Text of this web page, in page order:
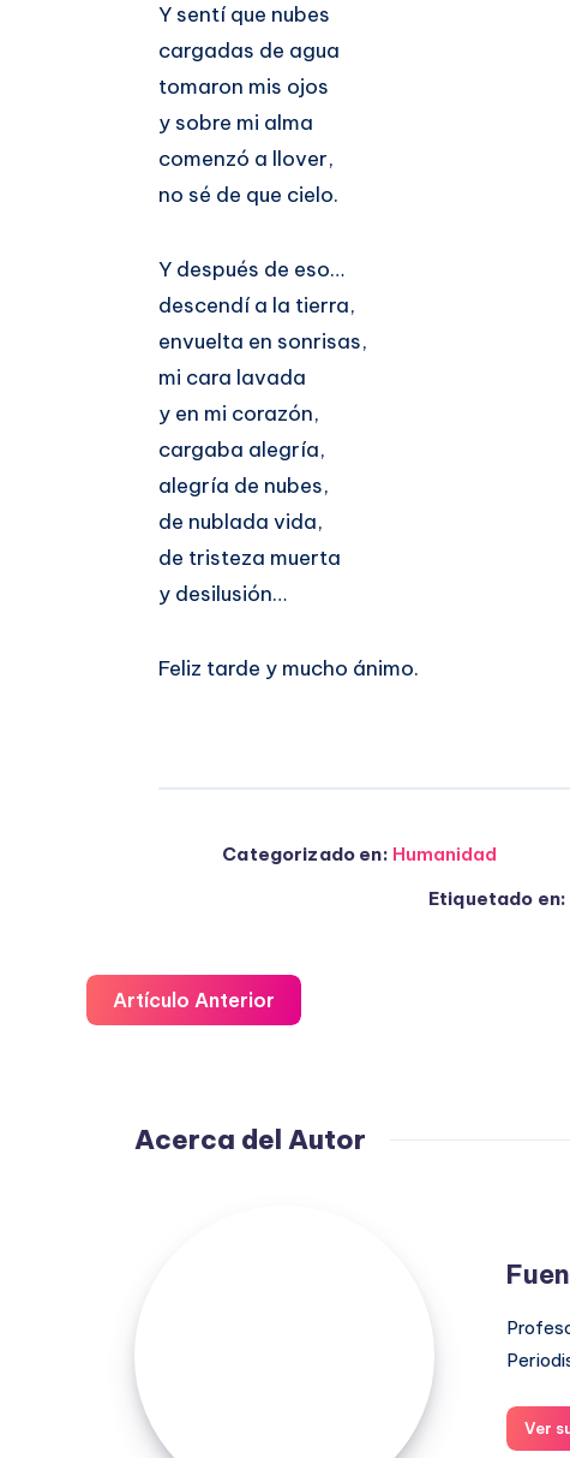
Y sentí que nubes
cargadas de agua
tomaron mis ojos
y sobre mi alma
comenzó a llover,
no sé de que cielo.
Y después de eso…
descendí a la tierra,
envuelta en sonrisas,
mi cara lavada
y en mi corazón,
cargaba alegría,
alegría de nubes,
de nublada vida,
de tristeza muerta
y desilusión…
Feliz tarde y mucho ánimo.
Categorizado en: Humanidad
Etiquetado en:
Artículo Anterior
Acerca del Autor
Ver